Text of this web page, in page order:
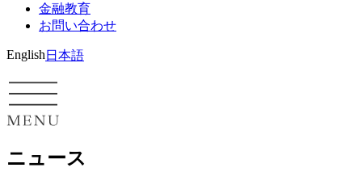
金融教育
お問い合わせ
English 日本語
ニュース